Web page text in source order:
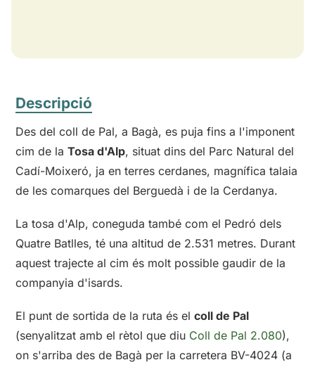
Descripció
Des del coll de Pal, a Bagà, es puja fins a l'imponent
cim de la Tosa d'Alp, situat dins del Parc Natural del
Cadí-Moixeró, ja en terres cerdanes, magnífica talaia
de les comarques del Berguedà i de la Cerdanya.
La tosa d'Alp, coneguda també com el Pedró dels
Quatre Batlles, té una altitud de 2.531 metres. Durant
aquest trajecte al cim és molt possible gaudir de la
companyia d'isards.
El punt de sortida de la ruta és el coll de Pal
(senyalitzat amb el rètol que diu Coll de Pal 2.080),
on s'arriba des de Bagà per la carretera BV-4024 (a